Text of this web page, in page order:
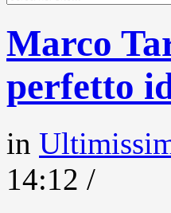
Marco
perfetto
in
14:12 /